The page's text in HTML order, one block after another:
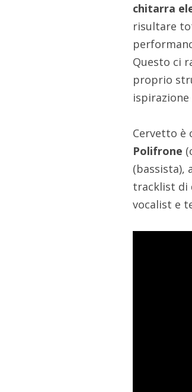
chitarra
risultare
Questo ci
proprio
Cervetto è
Polifrone
(bassista),
tracklist di
vocalist e